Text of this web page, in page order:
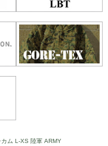
ム L-XS 陸軍 ARMY